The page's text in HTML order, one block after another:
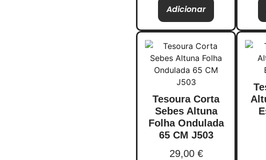
Adicionar
Tesoura Corta
Sebes Altuna
Folha Ondulada
65 CM J503
29,00 €